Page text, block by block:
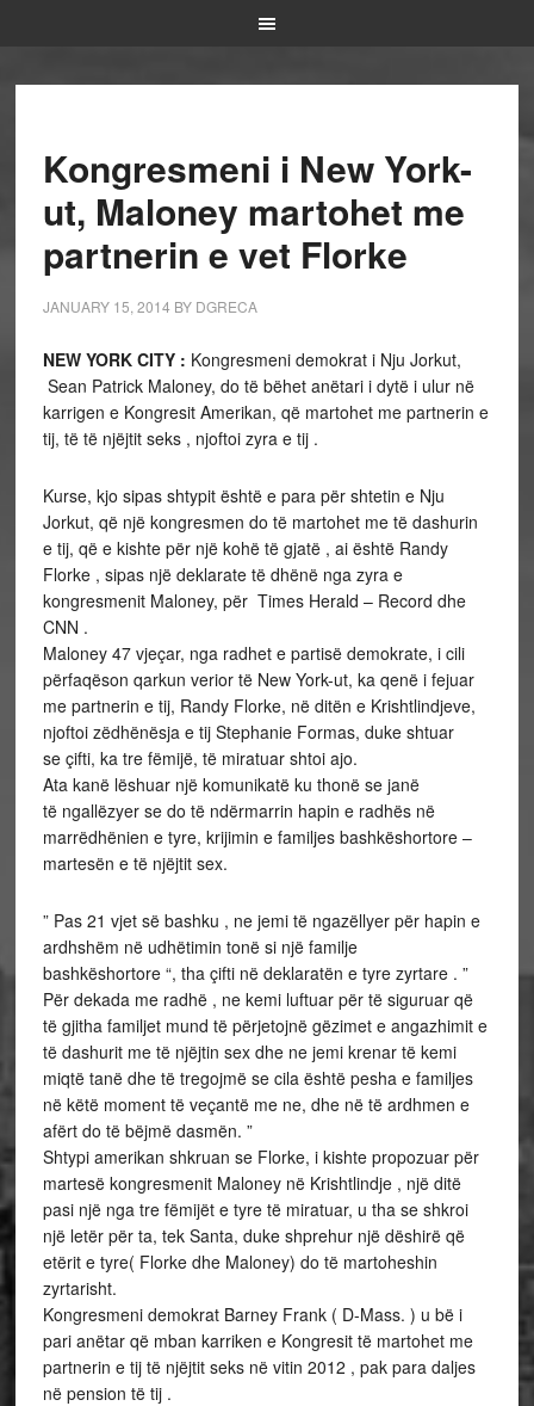
Kongresmeni i New York-
ut, Maloney martohet me
partnerin e vet Florke
JANUARY 15, 2014 BY DGRECA
NEW YORK CITY : Kongresmeni demokrat i Nju Jorkut,
Sean Patrick Maloney, do të bëhet anëtari i dytë i ulur në
karrigen e Kongresit Amerikan, që martohet me partnerin e
tij, të të njëjtit seks , njoftoi zyra e tij .
Kurse, kjo sipas shtypit është e para për shtetin e Nju
Jorkut, që një kongresmen do të martohet me të dashurin
e tij, që e kishte për një kohë të gjatë , ai është Randy
Florke , sipas një deklarate të dhënë nga zyra e
kongresmenit Maloney, për Times Herald – Record dhe
CNN .
Maloney 47 vjeçar, nga radhet e partisë demokrate, i cili
përfaqëson qarkun verior të New York-ut, ka qenë i fejuar
me partnerin e tij, Randy Florke, në ditën e Krishtlindjeve,
njoftoi zëdhënësja e tij Stephanie Formas, duke shtuar
se çifti, ka tre fëmijë, të miratuar shtoi ajo.
Ata kanë lëshuar një komunikatë ku thonë se janë
të ngallëzyer se do të ndërmarrin hapin e radhës në
marrëdhënien e tyre, krijimin e familjes bashkëshortore –
martesën e të njëjtit sex.
” Pas 21 vjet së bashku , ne jemi të ngazëllyer për hapin e
ardhshëm në udhëtimin tonë si një familje
bashkëshortore “, tha çifti në deklaratën e tyre zyrtare . ”
Për dekada me radhë , ne kemi luftuar për të siguruar që
të gjitha familjet mund të përjetojnë gëzimet e angazhimit e
të dashurit me të njëjtin sex dhe ne jemi krenar të kemi
miqtë tanë dhe të tregojmë se cila është pesha e familjes
në këtë moment të veçantë me ne, dhe në të ardhmen e
afërt do të bëjmë dasmën. ”
Shtypi amerikan shkruan se Florke, i kishte propozuar për
martesë kongresmenit Maloney në Krishtlindje , një ditë
pasi një nga tre fëmijët e tyre të miratuar, u tha se shkroi
një letër për ta, tek Santa, duke shprehur një dëshirë që
etërit e tyre( Florke dhe Maloney) do të martoheshin
zyrtarisht.
Kongresmeni demokrat Barney Frank ( D-Mass. ) u bë i
pari anëtar që mban karriken e Kongresit të martohet me
partnerin e tij të njëjtit seks në vitin 2012 , pak para daljes
në pension të tij .